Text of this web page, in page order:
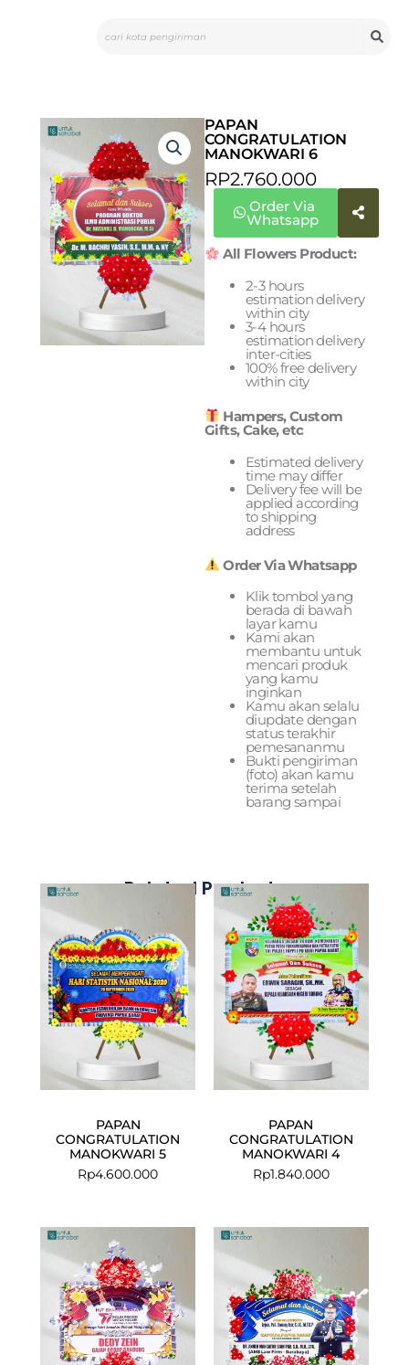
PAPAN
CONGRATULATION
MANOKWARI 6
RP2.760.000
Order Via
Whatsapp
All Flowers Product:
2-3 hours
estimation delivery
within city
3-4 hours
estimation delivery
inter-cities
100% free delivery
within city
Hampers, Custom
Gifts, Cake, etc
Estimated delivery
time may differ
Delivery fee will be
applied according
to shipping
address
Order Via Whatsapp
Klik tombol yang
berada di bawah
layar kamu
Kami akan
membantu untuk
mencari produk
yang kamu
inginkan
Kamu akan selalu
diupdate dengan
status terakhir
pemesananmu
Bukti pengiriman
(foto) akan kamu
terima setelah
barang sampai
Related Products
PAPAN
CONGRATULATION
MANOKWARI 5
Rp4.600.000
PAPAN
CONGRATULATION
MANOKWARI 4
Rp1.840.000